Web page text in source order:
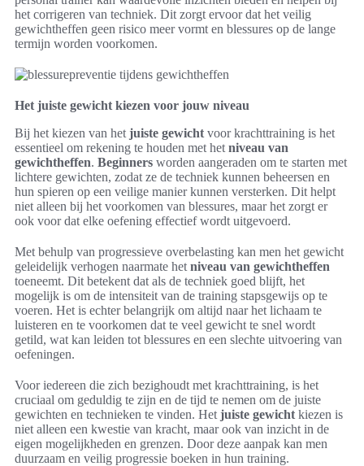
het corrigeren van techniek. Dit zorgt ervoor dat het veilig
gewichtheffen geen risico meer vormt en blessures op de lange
termijn worden voorkomen.
Het juiste gewicht kiezen voor jouw niveau
Bij het kiezen van het juiste gewicht voor krachttraining is het
essentieel om rekening te houden met het niveau van
gewichtheffen. Beginners worden aangeraden om te starten met
lichtere gewichten, zodat ze de techniek kunnen beheersen en
hun spieren op een veilige manier kunnen versterken. Dit helpt
niet alleen bij het voorkomen van blessures, maar het zorgt er
ook voor dat elke oefening effectief wordt uitgevoerd.
Met behulp van progressieve overbelasting kan men het gewicht
geleidelijk verhogen naarmate het niveau van gewichtheffen
toeneemt. Dit betekent dat als de techniek goed blijft, het
mogelijk is om de intensiteit van de training stapsgewijs op te
voeren. Het is echter belangrijk om altijd naar het lichaam te
luisteren en te voorkomen dat te veel gewicht te snel wordt
getild, wat kan leiden tot blessures en een slechte uitvoering van
oefeningen.
Voor iedereen die zich bezighoudt met krachttraining, is het
cruciaal om geduldig te zijn en de tijd te nemen om de juiste
gewichten en technieken te vinden. Het juiste gewicht kiezen is
niet alleen een kwestie van kracht, maar ook van inzicht in de
eigen mogelijkheden en grenzen. Door deze aanpak kan men
duurzaam en veilig progressie boeken in hun training.